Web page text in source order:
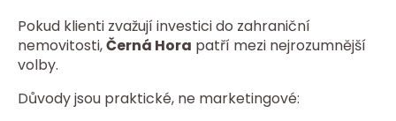
Pokud klienti zvažují investici do zahraniční
nemovitosti,Černá Hora patří mezi nejrozumnější
volby.
Důvody jsou praktické, ne marketingové: